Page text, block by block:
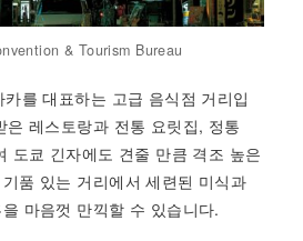
& Tourism Bureau
카를 대표하는 고급 음식점 거리입
은 레스토랑과 전통 요릿집, 정통
도쿄 긴자에도 견줄 만큼 격조 높은
품 있는 거리에서 세련된 미식과
마음껏 만끽할 수 있습니다.